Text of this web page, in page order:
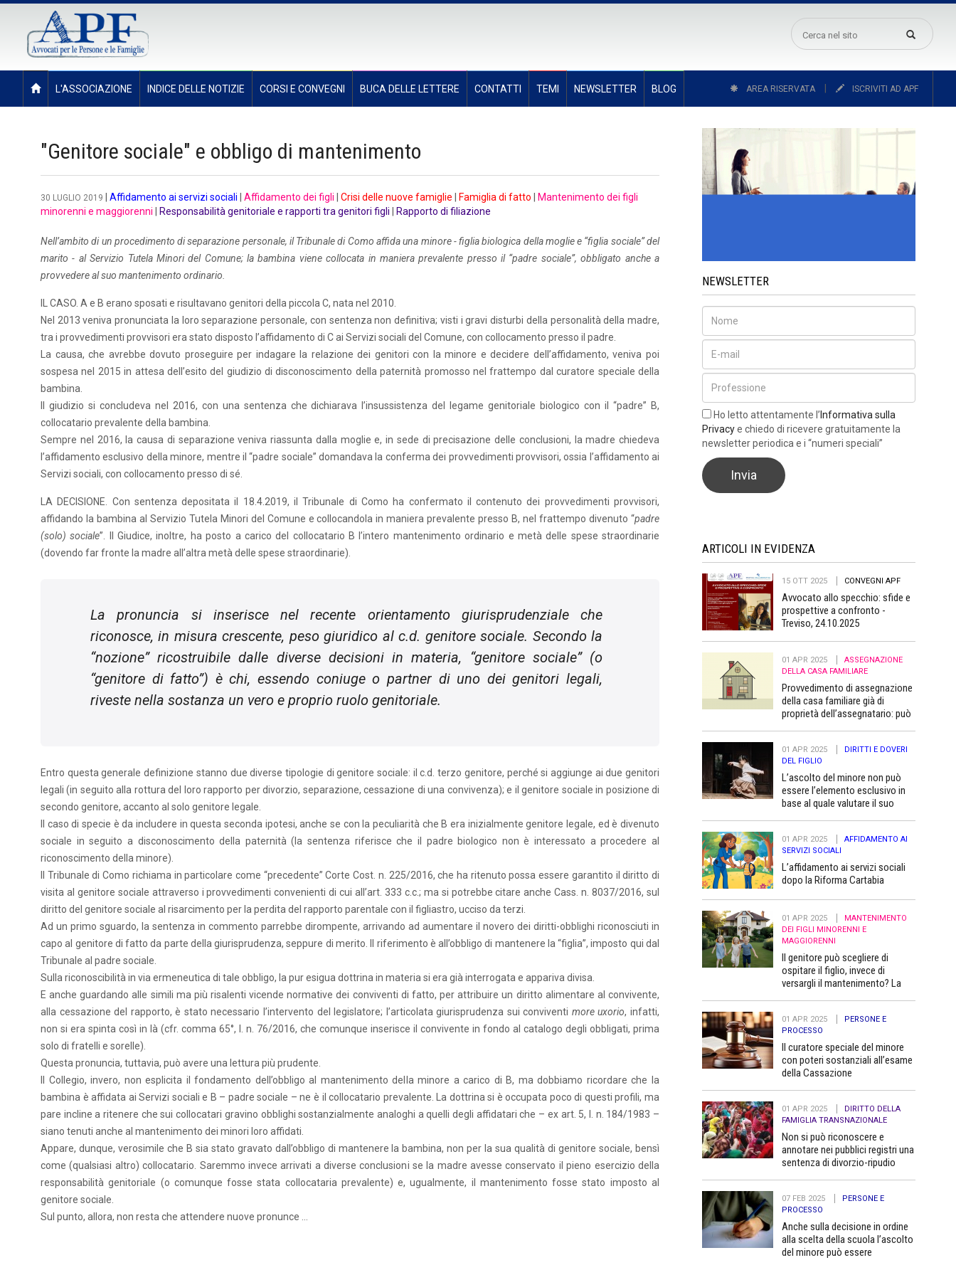
L'ASSOCIAZIONE INDICE DELLE NOTIZIE CORSI E CONVEGNI BUCA DELLE LETTERE CONTATTI TEMI NEWSLETTER BLOG AREA RISERVATA ISCRIVITI AD APF
"Genitore sociale" e obbligo di mantenimento
30 LUGLIO 2019 Affidamento ai servizi sociali Affidamento dei figli Crisi delle nuove famiglie Famiglia di fatto
Mantenimento dei figli
minorenni e maggiorenni
Responsabilità genitoriale e rapporti tra genitori figli Rapporto di filiazione
Nell’ambito di un procedimento di separazione personale, il Tribunale di Como affida una minore - figlia biologica della moglie e “figlia sociale” del
marito - al Servizio Tutela Minori del Comune; la bambina viene collocata in maniera prevalente presso il “padre sociale”, obbligato anche a
provvedere al suo mantenimento ordinario.
IL CASO. A e B erano sposati e risultavano genitori della piccola C, nata nel 2010.
Nel 2013 veniva pronunciata la loro separazione personale, con sentenza non definitiva; visti i gravi disturbi della personalità della madre,
tra i provvedimenti provvisori era stato disposto l’affidamento di C ai Servizi sociali del Comune, con collocamento presso il padre.
La causa, che avrebbe dovuto proseguire per indagare la relazione dei genitori con la minore e decidere dell’affidamento, veniva poi
sospesa nel 2015 in attesa dell’esito del giudizio di disconoscimento della paternità promosso nel frattempo dal curatore speciale della
bambina.
Il giudizio si concludeva nel 2016, con una sentenza che dichiarava l’insussistenza del legame genitoriale biologico con il “padre” B,
collocatario prevalente della bambina.
Sempre nel 2016, la causa di separazione veniva riassunta dalla moglie e, in sede di precisazione delle conclusioni, la madre chiedeva
l’affidamento esclusivo della minore, mentre il “padre sociale” domandava la conferma dei provvedimenti provvisori, ossia l’affidamento ai
Servizi sociali, con collocamento presso di sé.
LA DECISIONE. Con sentenza depositata il 18.4.2019, il Tribunale di Como ha confermato il contenuto dei provvedimenti provvisori,
affidando la bambina al Servizio Tutela Minori del Comune e collocandola in maniera prevalente presso B, nel frattempo divenuto “padre
(solo) sociale”. Il Giudice, inoltre, ha posto a carico del collocatario B l’intero mantenimento ordinario e metà delle spese straordinarie
(dovendo far fronte la madre all’altra metà delle spese straordinarie).
La pronuncia si inserisce nel recente orientamento giurisprudenziale che
riconosce, in misura crescente, peso giuridico al c.d. genitore sociale. Secondo la
“nozione” ricostruibile dalle diverse decisioni in materia, “genitore sociale” (o
“genitore di fatto”) è chi, essendo coniuge o partner di uno dei genitori legali,
riveste nella sostanza un vero e proprio ruolo genitoriale.
Entro questa generale definizione stanno due diverse tipologie di genitore sociale: il c.d. terzo genitore, perché si aggiunge ai due genitori
legali (in seguito alla rottura del loro rapporto per divorzio, separazione, cessazione di una convivenza); e il genitore sociale in posizione di
secondo genitore, accanto al solo genitore legale.
Il caso di specie è da includere in questa seconda ipotesi, anche se con la peculiarità che B era inizialmente genitore legale, ed è divenuto
sociale in seguito a disconoscimento della paternità (la sentenza riferisce che il padre biologico non è interessato a procedere al
riconoscimento della minore).
Il Tribunale di Como richiama in particolare come “precedente” Corte Cost. n. 225/2016, che ha ritenuto possa essere garantito il diritto di
visita al genitore sociale attraverso i provvedimenti convenienti di cui all’art. 333 c.c.; ma si potrebbe citare anche Cass. n. 8037/2016, sul
diritto del genitore sociale al risarcimento per la perdita del rapporto parentale con il figliastro, ucciso da terzi.
Ad un primo sguardo, la sentenza in commento parrebbe dirompente, arrivando ad aumentare il novero dei diritti-obblighi riconosciuti in
capo al genitore di fatto da parte della giurisprudenza, seppure di merito. Il riferimento è all’obbligo di mantenere la “figlia”, imposto qui dal
Tribunale al padre sociale.
Sulla riconoscibilità in via ermeneutica di tale obbligo, la pur esigua dottrina in materia si era già interrogata e appariva divisa.
E anche guardando alle simili ma più risalenti vicende normative dei conviventi di fatto, per attribuire un diritto alimentare al convivente,
alla cessazione del rapporto, è stato necessario l’intervento del legislatore; l’articolata giurisprudenza sui conviventi more uxorio, infatti,
non si era spinta così in là (cfr. comma 65°, l. n. 76/2016, che comunque inserisce il convivente in fondo al catalogo degli obbligati, prima
solo di fratelli e sorelle).
Questa pronuncia, tuttavia, può avere una lettura più prudente.
Il Collegio, invero, non esplicita il fondamento dell’obbligo al mantenimento della minore a carico di B, ma dobbiamo ricordare che la
bambina è affidata ai Servizi sociali e B – padre sociale – ne è il collocatario prevalente. La dottrina si è occupata poco di questi profili, ma
pare incline a ritenere che sui collocatari gravino obblighi sostanzialmente analoghi a quelli degli affidatari che – ex art. 5, l. n. 184/1983 –
siano tenuti anche al mantenimento dei minori loro affidati.
Appare, dunque, verosimile che B sia stato gravato dall’obbligo di mantenere la bambina, non per la sua qualità di genitore sociale, bensì
come (qualsiasi altro) collocatario. Saremmo invece arrivati a diverse conclusioni se la madre avesse conservato il pieno esercizio della
responsabilità genitoriale (o comunque fosse stata collocataria prevalente) e, ugualmente, il mantenimento fosse stato imposto al
genitore sociale.
Sul punto, allora, non resta che attendere nuove pronunce …
NEWSLETTER
Ho letto attentamente l’ Informativa sulla
Privacye chiedo di ricevere gratuitamente la
newsletter periodica e i “numeri speciali”
ARTICOLI IN EVIDENZA
15 OTT 2025 CONVEGNI APF
Avvocato allo specchio: sfide e
prospettive a confronto -
Treviso, 24.10.2025
01 APR 2025
ASSEGNAZIONE
DELLA CASA FAMILIARE
Provvedimento di assegnazione
della casa familiare già di
proprietà dell’assegnatario: può
01 APR 2025
DIRITTI E DOVERI
DEL FIGLIO
L’ascolto del minore non può
essere l’elemento esclusivo in
base al quale valutare il suo
01 APR 2025
AFFIDAMENTO AI
SERVIZI SOCIALI
L’affidamento ai servizi sociali
dopo la Riforma Cartabia
01 APR 2025
MANTENIMENTO
DEI FIGLI MINORENNI E
MAGGIORENNI
Il genitore può scegliere di
ospitare il figlio, invece di
versargli il mantenimento? La
01 APR 2025
PERSONE E
PROCESSO
Il curatore speciale del minore
con poteri sostanziali all’esame
della Cassazione
01 APR 2025
DIRITTO DELLA
FAMIGLIA TRANSNAZIONALE
Non si può riconoscere e
annotare nei pubblici registri una
sentenza di divorzio-ripudio
pubblico
07 FEB 2025
PERSONE E
PROCESSO
Anche sulla decisione in ordine
alla scelta della scuola l’ascolto
del minore può essere